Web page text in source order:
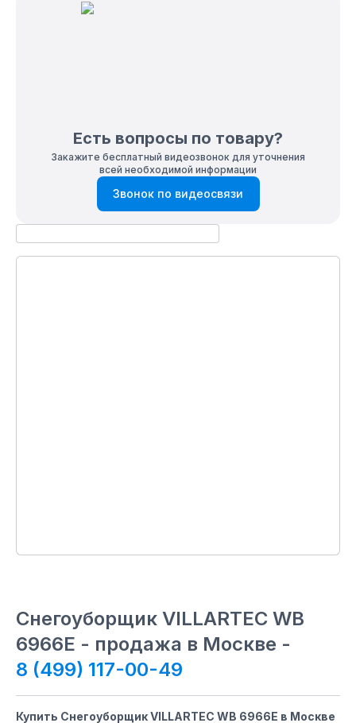
Есть вопросы по товару?
Закажите бесплатный видеозвонок для уточнения
всей необходимой информации
Звонок по видеосвязи
Снегоуборщик VILLARTEC WB
6966E - продажа в Москве -
8 (499) 117-00-49
Купить Снегоуборщик VILLARTEC WB 6966E в Москве